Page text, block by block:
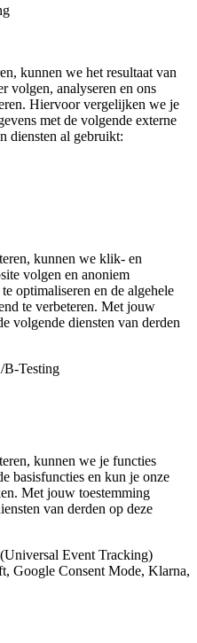
kunnen we het resultaat van
volgen, analyseren en ons
Hiervoor vergelijken we je
met de volgende externe
diensten al gebruikt:
kunnen we klik- en
volgen en anoniem
optimaliseren en de algehele
te verbeteren. Met jouw
volgende diensten van derden
B-Testing
kunnen we je functies
basisfuncties en kun je onze
Met jouw toestemming
van derden op deze
Event Tracking)
Google Consent Mode, Klarna,